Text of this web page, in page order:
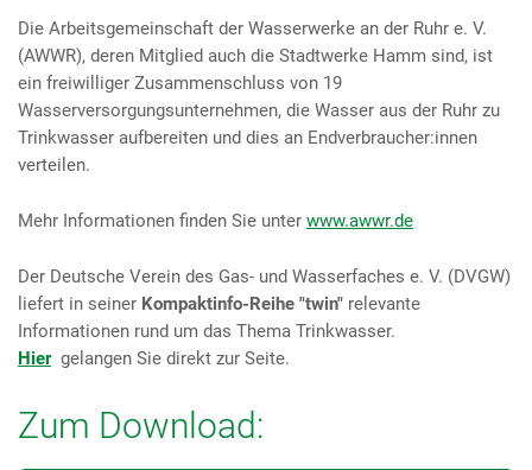
Die Arbeitsgemeinschaft der Wasserwerke an der Ruhr e. V.
(AWWR), deren Mitglied auch die Stadtwerke Hamm sind, ist
ein freiwilliger Zusammenschluss von 19
Wasserversorgungsunternehmen, die Wasser aus der Ruhr zu
Trinkwasser aufbereiten und dies an Endverbraucher:innen
verteilen.
Mehr Informationen finden Sie unter www.awwr.de
Der Deutsche Verein des Gas- und Wasserfaches e. V. (DVGW)
liefert in seiner Kompaktinfo-Reihe "twin" relevante
Informationen rund um das Thema Trinkwasser.
Hier gelangen Sie direkt zur Seite.
Zum Download: